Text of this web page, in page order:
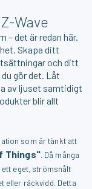
Wave
– det är redan här.
Skapa ditt
och ditt
gör det. Låt
av ljuset samtidigt
blir allt
som är tänkt att
Things". Då många
ett eget, strömsnålt
eller räckvidd. Detta